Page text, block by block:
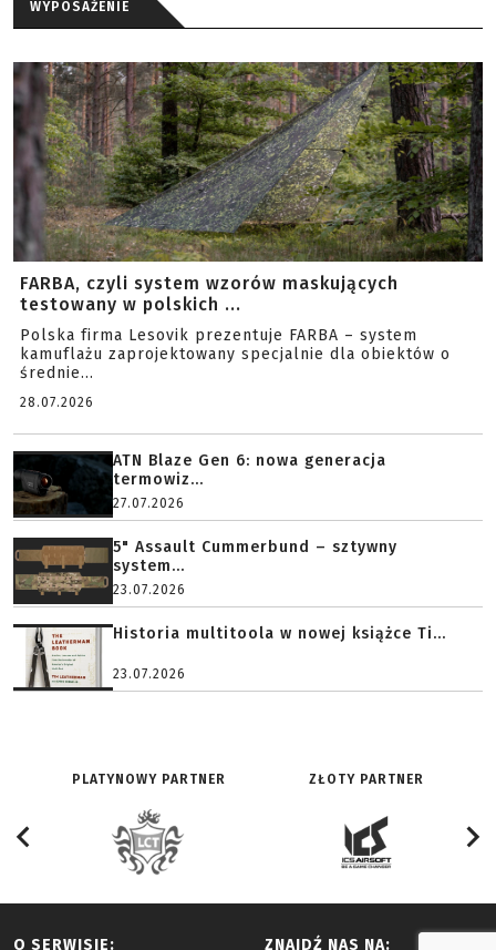
WYPOSAŻENIE
FARBA, czyli system wzorów maskujących
testowany w polskich ...
Polska firma Lesovik prezentuje FARBA – system
kamuflażu zaprojektowany specjalnie dla obiektów o
średnie...
28.07.2026
ATN Blaze Gen 6: nowa generacja
termowiz...
27.07.2026
5" Assault Cummerbund – sztywny
system...
23.07.2026
Historia multitoola w nowej książce Ti...
23.07.2026
PLATYNOWY PARTNER ZŁOTY PARTNER
O SERWISIE: ZNAJDŹ NAS NA: